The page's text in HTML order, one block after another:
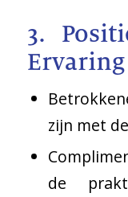
3.
Ervaring
zijn met
de